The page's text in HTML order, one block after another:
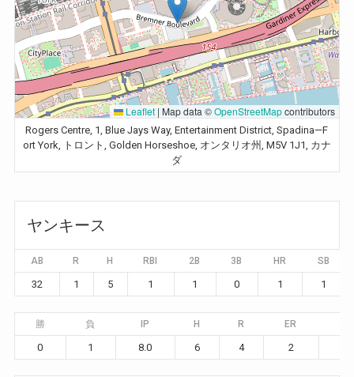
Leaflet | Map data ©OpenStreetMapcontributors
Rogers Centre, 1, Blue Jays Way, Entertainment District, Spadina—F
ort York, トロント, Golden Horseshoe, オンタリオ州, M5V 1J1, カナ
ダ
ヤンキース
AB R H RBI 2B 3B HR SB
32 1 5 1 1 0 1 1
勝 負 IP H R ER
0 1 8.0 6 4 2